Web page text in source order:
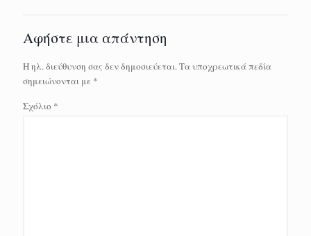
Αφήστε μια απάντηση
Η ηλ. διεύθυνση σας δεν δημοσιεύεται. Τα υποχρεωτικά πεδία
σημειώνονται με *
Σχόλιο *